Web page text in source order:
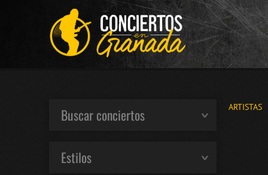
ARTISTAS
Buscar conciertos
Estilos